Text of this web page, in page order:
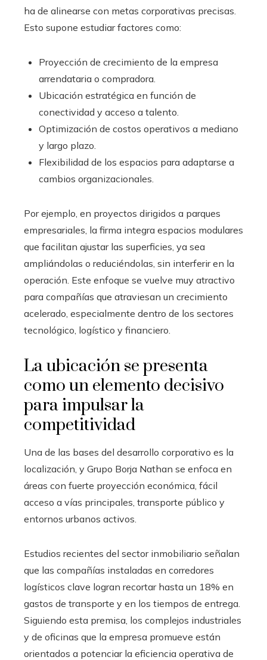
ha de alinearse con metas corporativas precisas.
Esto supone estudiar factores como:
Proyección de crecimiento de la empresa
arrendataria o compradora.
Ubicación estratégica en función de
conectividad y acceso a talento.
Optimización de costos operativos a mediano
y largo plazo.
Flexibilidad de los espacios para adaptarse a
cambios organizacionales.
Por ejemplo, en proyectos dirigidos a parques
empresariales, la firma integra espacios modulares
que facilitan ajustar las superficies, ya sea
ampliándolas o reduciéndolas, sin interferir en la
operación. Este enfoque se vuelve muy atractivo
para compañías que atraviesan un crecimiento
acelerado, especialmente dentro de los sectores
tecnológico, logístico y financiero.
La ubicación se presenta
como un elemento decisivo
para impulsar la
competitividad
Una de las bases del desarrollo corporativo es la
localización, y Grupo Borja Nathan se enfoca en
áreas con fuerte proyección económica, fácil
acceso a vías principales, transporte público y
entornos urbanos activos.
Estudios recientes del sector inmobiliario señalan
que las compañías instaladas en corredores
logísticos clave logran recortar hasta un 18% en
gastos de transporte y en los tiempos de entrega.
Siguiendo esta premisa, los complejos industriales
y de oficinas que la empresa promueve están
orientados a potenciar la eficiencia operativa de